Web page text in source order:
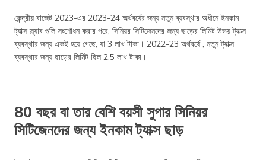
কেন্দ্রীয় বাজেট 2023-এর 2023-24 অর্থবর্ষের জন্য নতুন ব্যবস্থার অধীনে ইনকাম
ট্যাক্স স্ল্যাব গুলি সংশোধন করার পরে, সিনিয়র সিটিজেনদের জন্য ছাড়ের লিমিট উভয় ট্যাক্স
ব্যবস্থার জন্য একই হয়ে গেছে, যা 3 লাখ টাকা। 2022-23 অর্থবর্ষে , নতুন ট্যাক্স
ব্যবস্থার জন্য ছাড়ের লিমিট ছিল 2.5 লাখ টাকা।
80 বছর বা তার বেশি বয়সী সুপার সিনিয়র
সিটিজেনদের জন্য ইনকাম ট্যাক্স ছাড়